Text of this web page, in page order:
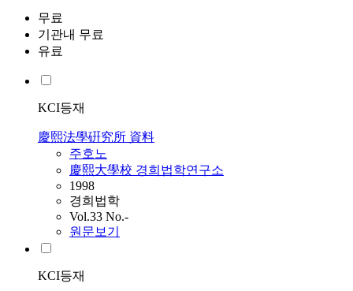
무료
기관내 무료
유료
KCI등재
慶熙法學硏究所 資料
주호노
慶熙大學校 경희법학연구소
1998
경희법학
Vol.33 No.-
원문보기
KCI등재